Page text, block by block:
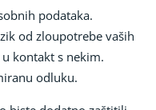
podataka.
od zloupotrebe vaših
kontakt s nekim.
odluku.